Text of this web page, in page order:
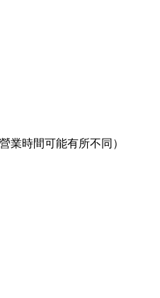
業時間可能有所不同）